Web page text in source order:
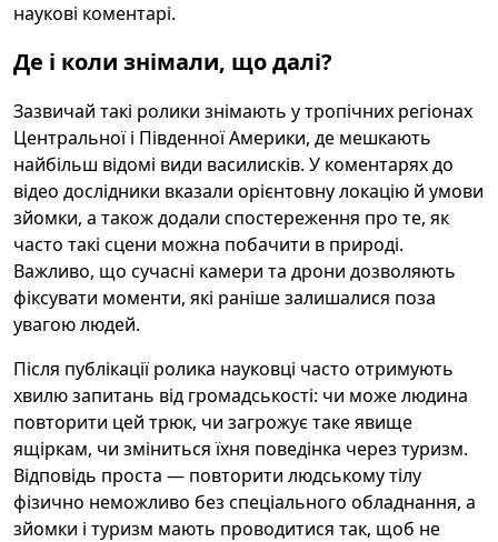
наукові коментарі.
Де і коли знімали, що далі?
Зазвичай такі ролики знімають у тропічних регіонах
Центральної і Південної Америки, де мешкають
найбільш відомі види василисків. У коментарях до
відео дослідники вказали орієнтовну локацію й умови
зйомки, а також додали спостереження про те, як
часто такі сцени можна побачити в природі.
Важливо, що сучасні камери та дрони дозволяють
фіксувати моменти, які раніше залишалися поза
увагою людей.
Після публікації ролика науковці часто отримують
хвилю запитань від громадськості: чи може людина
повторити цей трюк, чи загрожує таке явище
ящіркам, чи зміниться їхня поведінка через туризм.
Відповідь проста — повторити людському тілу
фізично неможливо без спеціального обладнання, а
зйомки і туризм мають проводитися так, щоб не